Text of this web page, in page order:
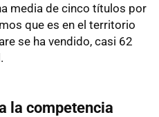
media de cinco títulos por
que es en el territorio
se ha vendido, casi 62
la competencia